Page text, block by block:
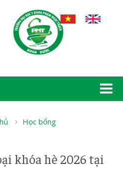
Học bổng
khóa hè 2026 tại